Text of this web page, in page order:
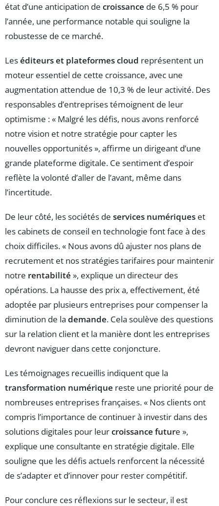
état d’une anticipation de croissance de 6,5 % pour
l’année, une performance notable qui souligne la
robustesse de ce marché.
Leséditeurs et plateformes cloud représentent un
moteur essentiel de cette croissance, avec une
augmentation attendue de 10,3 % de leur activité. Des
responsables d’entreprises témoignent de leur
optimisme : « Malgré les défis, nous avons renforcé
notre vision et notre stratégie pour capter les
nouvelles opportunités », affirme un dirigeant d’une
grande plateforme digitale. Ce sentiment d’espoir
reflète la volonté d’aller de l’avant, même dans
l’incertitude.
De leur côté, les sociétés de services numériques et
les cabinets de conseil en technologie font face à des
choix difficiles. « Nous avons dû ajuster nos plans de
recrutement et nos stratégies tarifaires pour maintenir
notre rentabilité », explique un directeur des
opérations. La hausse des prix a, effectivement, été
adoptée par plusieurs entreprises pour compenser la
diminution de la demande. Cela soulève des questions
sur la relation client et la manière dont les entreprises
devront naviguer dans cette conjoncture.
Les témoignages recueillis indiquent que la
transformation numérique reste une priorité pour de
nombreuses entreprises françaises. « Nos clients ont
compris l’importance de continuer à investir dans des
solutions digitales pour leurcroissance future »,
explique une consultante en stratégie digitale. Elle
souligne que les défis actuels renforcent la nécessité
de s’adapter et d’innover pour rester compétitif.
Pour conclure ces réflexions sur le secteur, il est